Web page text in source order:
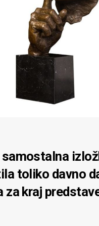
toliko davno
za kraj